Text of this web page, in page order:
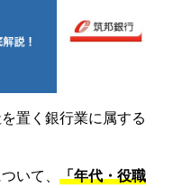
置く銀行業に属する
いて、 「年代・役職